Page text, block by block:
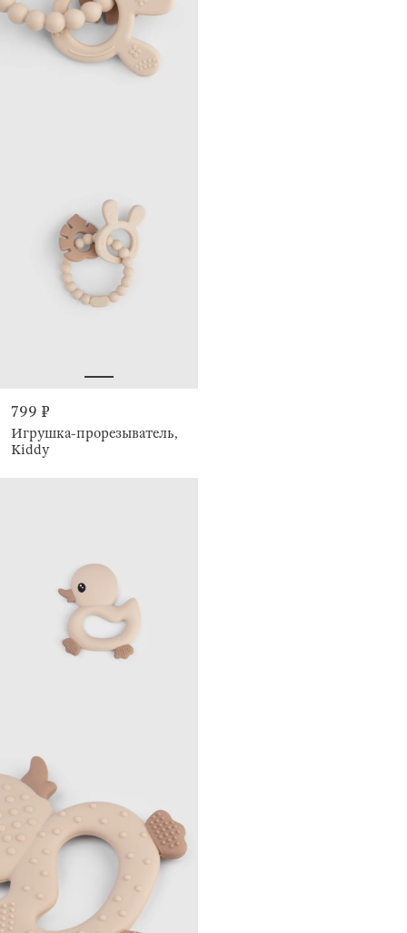
799 ₽
Игрушка-прорезыватель,
Kiddy